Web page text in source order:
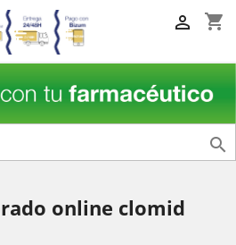
shopping_cart


online clomid